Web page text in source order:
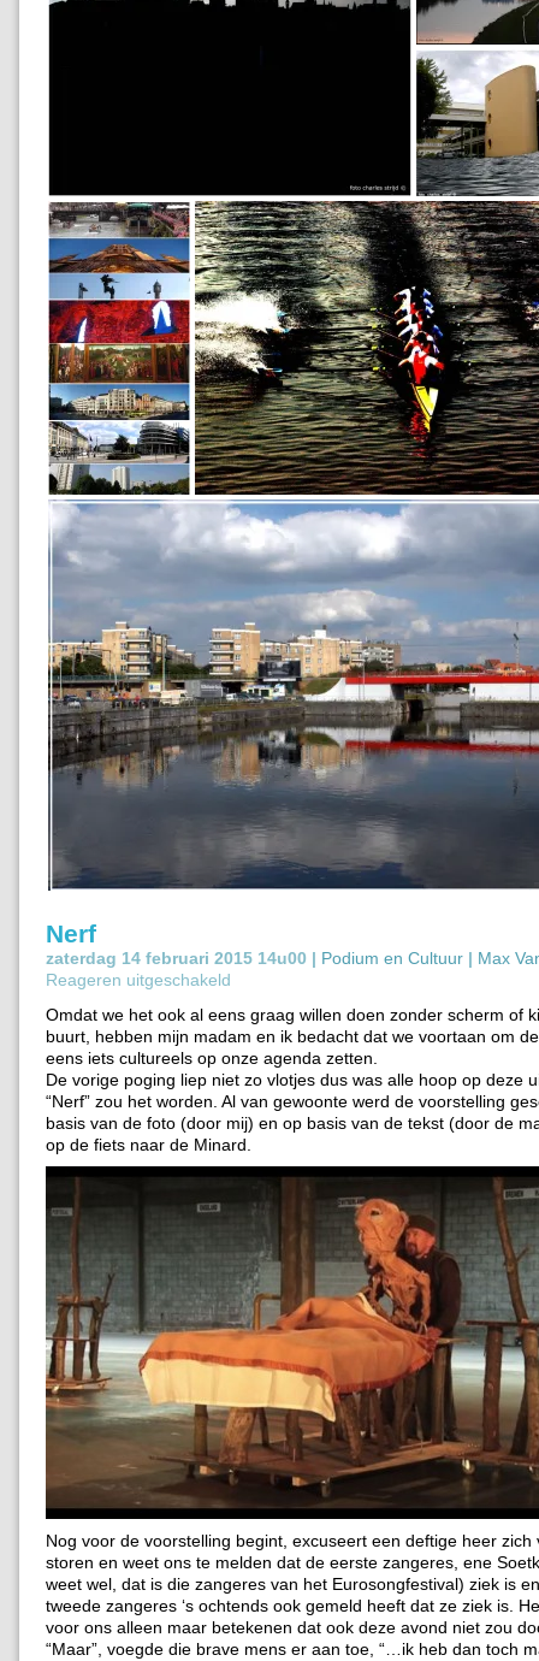
Nerf
zaterdag 14 februari 2015 14u00 | Podium en Cultuur | Max
Reageren uitgeschakeld
Omdat we het ook al eens graag willen doen zonder scherm of
buurt, hebben mijn madam en ik bedacht dat we voortaan om
eens iets cultureels op onze agenda zetten.
De vorige poging liep niet zo vlotjes dus was alle hoop op deze
“Nerf” zou het worden. Al van gewoonte werd de voorstelling
basis van de foto (door mij) en op basis van de tekst (door de
op de fiets naar de Minard.
Nog voor de voorstelling begint, excuseert een deftige heer zich
storen en weet ons te melden dat de eerste zangeres, ene
weet wel, dat is die zangeres van het Eurosongfestival) ziek is
tweede zangeres ‘s ochtends ook gemeld heeft dat ze ziek is.
voor ons alleen maar betekenen dat ook deze avond niet zou
“Maar”, voegde die brave mens er aan toe, “…ik heb dan toch